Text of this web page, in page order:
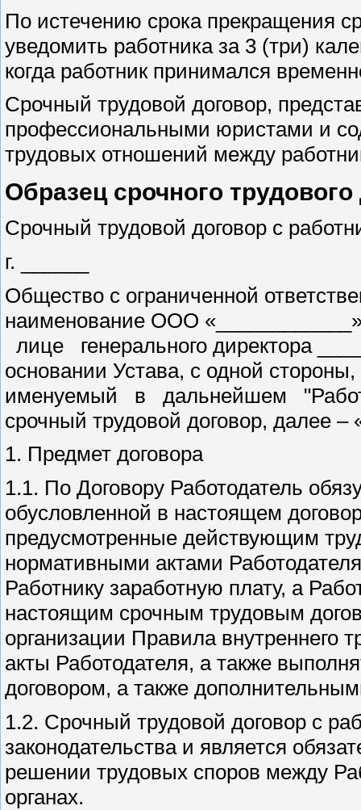
По истечению срока прекращения
уведомить работника за 3 (три)
когда работник принимался
Срочный трудовой договор,
профессиональными юристами и
трудовых отношений между
Образец срочного трудового
Срочный трудовой договор с
г. ______ «___»
Общество с ограниченной
наименование ООО
лице генерального директора
основании Устава, с одной
именуемый в дальнейшем
срочный трудовой договор, далее
1. Предмет договора
1.1. По Договору Работодатель
обусловленной в настоящем
предусмотренные действующим
нормативными актами
Работнику заработную плату, а
настоящим срочным трудовым
организации Правила внутреннего
акты Работодателя, а также
договором, а также
1.2. Срочный трудовой договор с
законодательства и является
решении трудовых споров между
органах.